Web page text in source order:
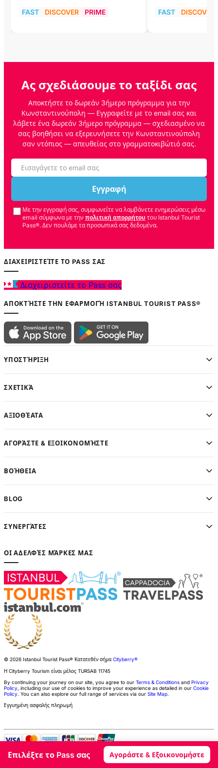
FAST DISCOVER PRIME FAST DISCOVER
Ας σχεδιάσουμε το ταξίδι σας
Αποκτήστε το δωρεάν 3ήμερο πρόγραμμα για την
Κωνσταντινούπολη — Εγγραφείτε με το email σας και
λάβετε ένα δωρεάν 3ήμερο πρόγραμμα — σχεδιασμένο να
σας βοηθήσει να εξερευνήσετε την Κωνσταντινούπολη
σαν ντόπιος — απευθείας στο γραμματοκιβώτιό σας.
Εγγραφή
Με την εγγραφή σας, συμφωνείτε να λαμβάνετε ενημερώσεις μέσω
email σύμφωνα με την πολιτική απορρήτου του Istanbul Tourist
Pass®. Δεν πουλάμε τα προσωπικά σας δεδομένα.
ΔΙΑΧΕΙΡΙΣΤΕΊΤΕ ΤΟ PASS ΣΑΣ
Διαχειριστείτε το Pass σας
ΑΠΟΚΤΉΣΤΕ ΤΗΝ ΕΦΑΡΜΟΓΉ ISTANBUL TOURIST PASS®
ΥΠΟΣΤΉΡΙΞΗ
ΣΧΕΤΙΚΆ
ΑΞΙΟΘΈΑΤΑ
ΑΓΟΡΆΣΤΕ & ΕΞΟΙΚΟΝΟΜΉΣΤΕ
ΒΟΉΘΕΙΑ
BLOG
ΣΥΝΕΡΓΆΤΕΣ
ΟΙ ΑΔΕΛΦΈΣ ΜΆΡΚΕΣ ΜΑΣ
© 2026 Istanbul Tourist Pass® Κατατεθέν σήμα Cityberry®
Η Cityberry Tourism είναι μέλος TURSAB 11745
By continuing your journey on our site, you agree to our Terms & Conditions and Privacy
Policy, including our use of cookies to improve your experience as detailed in our Cookie
Policy. You can also explore our full range of services via our Site Map.
Εγγυημένη ασφαλής πληρωμή
Επιλέξτε το Pass σας Αγοράστε & Εξοικονομήστε